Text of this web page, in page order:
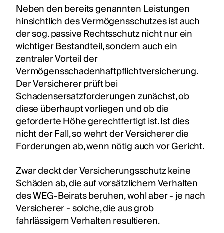
Neben den bereits genannten Leistungen
hinsichtlich des Vermögensschutzes ist auch
der sog. passive Rechtsschutz nicht nur ein
wichtiger Bestandteil, sondern auch ein
zentraler Vorteil der
Vermögensschadenhaftpflichtversicherung.
Der Versicherer prüft bei
Schadensersatzforderungen zunächst, ob
diese überhaupt vorliegen und ob die
geforderte Höhe gerechtfertigt ist. Ist dies
nicht der Fall, so wehrt der Versicherer die
Forderungen ab, wenn nötig auch vor Gericht.
Zwar deckt der Versicherungsschutz keine
Schäden ab, die auf vorsätzlichem Verhalten
des WEG-Beirats beruhen, wohl aber - je nach
Versicherer - solche, die aus grob
fahrlässigem Verhalten resultieren.